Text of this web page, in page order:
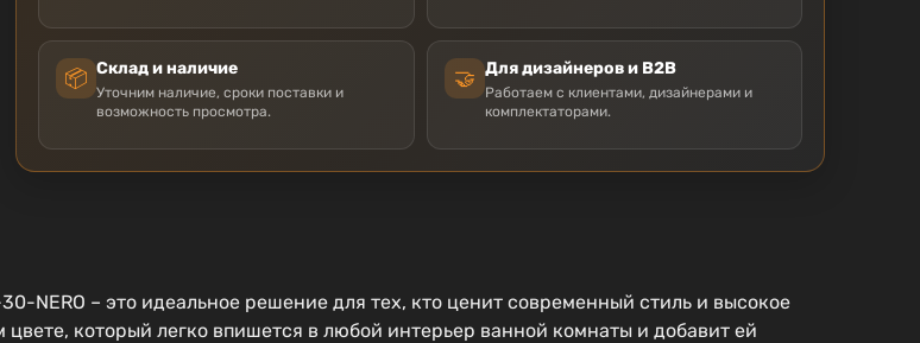
📦 Склад и наличие
Уточним наличие, сроки поставки и
возможность просмотра.
🤝 Для дизайнеров и B2B
Работаем с клиентами, дизайнерами и
комплектаторами.
NERO – это идеальное решение для тех, кто ценит современный стиль и высокое
который легко впишется в любой интерьер ванной комнаты и добавит ей